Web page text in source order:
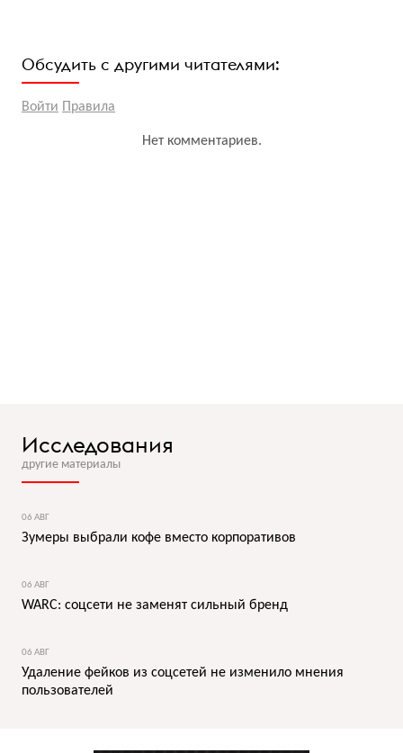
Обсудить с другими читателями:
Войти Правила
Нет комментариев.
Исследования
другие материалы
06 АВГ
Зумеры выбрали кофе вместо корпоративов
06 АВГ
WARC: соцсети не заменят сильный бренд
06 АВГ
Удаление фейков из соцсетей не изменило мнения
пользователей